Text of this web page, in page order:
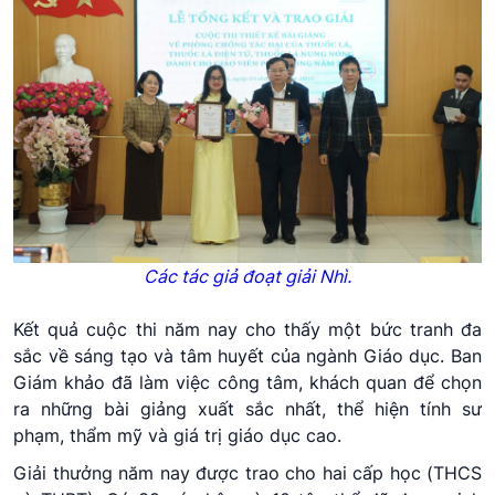
Các tác giả đoạt giải Nhì.
Kết quả cuộc thi năm nay cho thấy một bức tranh đa
sắc về sáng tạo và tâm huyết của ngành Giáo dục. Ban
Giám khảo đã làm việc công tâm, khách quan để chọn
ra những bài giảng xuất sắc nhất, thể hiện tính sư
phạm, thẩm mỹ và giá trị giáo dục cao.
Giải thưởng năm nay được trao cho hai cấp học (THCS